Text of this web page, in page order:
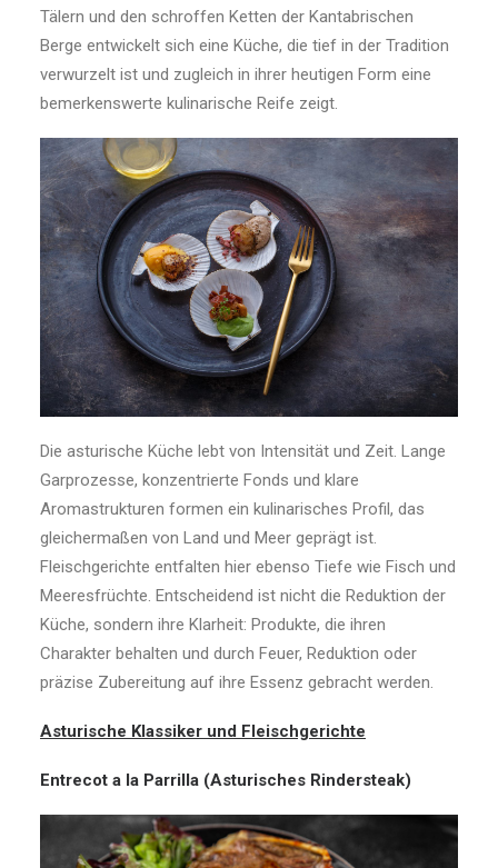
Tälern und den schroffen Ketten der Kantabrischen
Berge entwickelt sich eine Küche, die tief in der Tradition
verwurzelt ist und zugleich in ihrer heutigen Form eine
bemerkenswerte kulinarische Reife zeigt.
Die asturische Küche lebt von Intensität und Zeit. Lange
Garprozesse, konzentrierte Fonds und klare
Aromastrukturen formen ein kulinarisches Profil, das
gleichermaßen von Land und Meer geprägt ist.
Fleischgerichte entfalten hier ebenso Tiefe wie Fisch und
Meeresfrüchte. Entscheidend ist nicht die Reduktion der
Küche, sondern ihre Klarheit: Produkte, die ihren
Charakter behalten und durch Feuer, Reduktion oder
präzise Zubereitung auf ihre Essenz gebracht werden.
Asturische Klassiker und Fleischgerichte
Entrecot a la Parrilla (Asturisches Rindersteak)